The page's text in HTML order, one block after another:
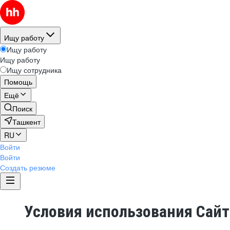
Ищу работу
Ищу работу
Ищу работу
Ищу сотрудника
Помощь
Ещё
Поиск
Ташкент
RU
Войти
Войти
Создать резюме
Условия использования